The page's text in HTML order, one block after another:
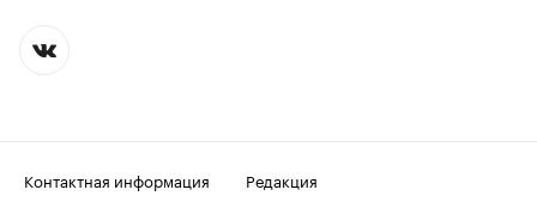
Контактная информация
Редакция